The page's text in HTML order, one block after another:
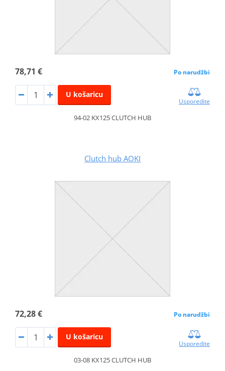
78,71 € Po narudžbi
U košaricu
Usporedite
94-02 KX125 CLUTCH HUB
Clutch hub AOKI
72,28 € Po narudžbi
U košaricu
Usporedite
03-08 KX125 CLUTCH HUB